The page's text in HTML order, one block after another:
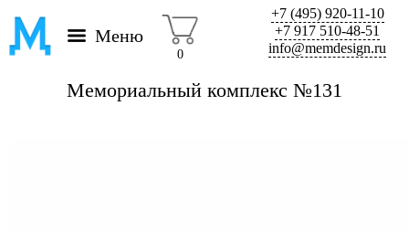
Меню
0
+7 (495) 920-11-10
+7 917 510-48-51
info@memdesign.ru
Мемориальный комплекс №131